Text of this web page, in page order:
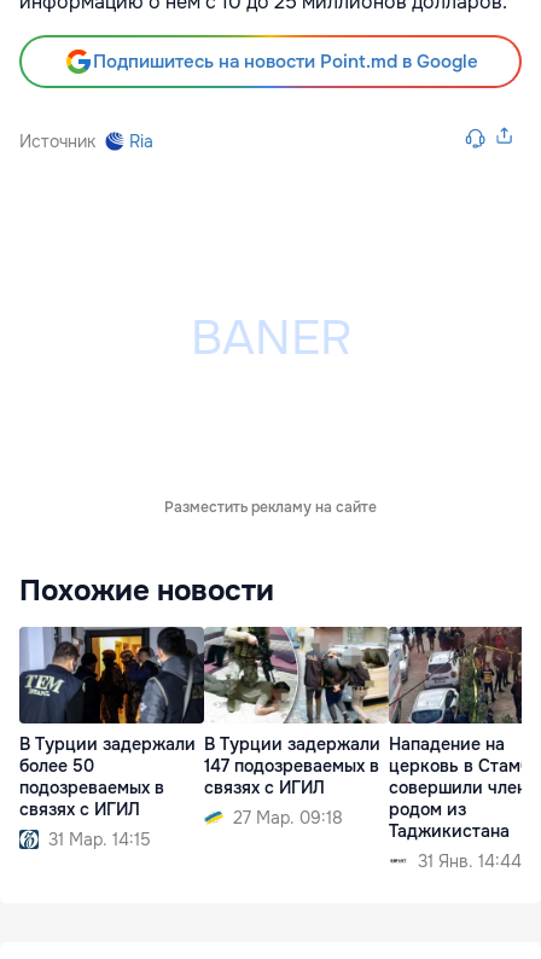
Подпишитесь на новости Point.md в Google
Источник Ria
Разместить рекламу на сайте
Похожие новости
В Турции задержали
более 50
подозреваемых в
связях с ИГИЛ
31 Мар. 14:15
В Турции задержали
147 подозреваемых в
связях с ИГИЛ
27 Мар. 09:18
Нападение на
церковь в
совершили
родом из
Таджикистана
31 Янв. 14:44